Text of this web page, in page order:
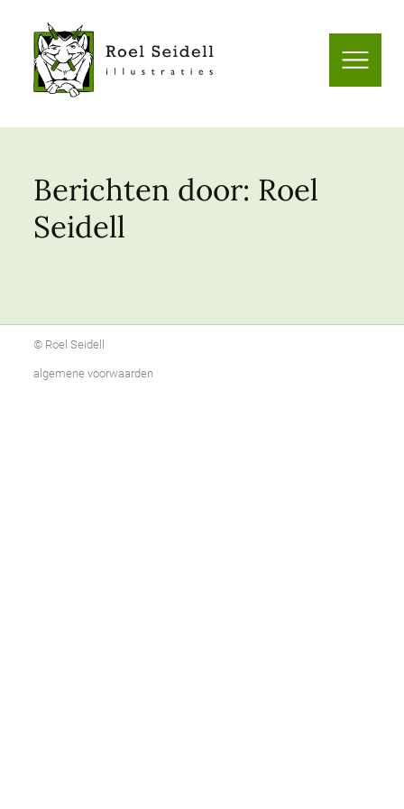
Roel
Seidell
-
illustraties
Naar
menu
Berichten door: Roel
Seidell
© Roel Seidell
algemene voorwaarden